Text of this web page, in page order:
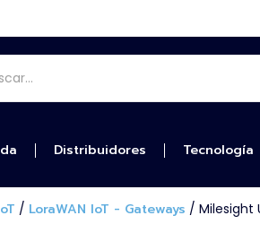
Distribuidores Tecnología
/ LoraWAN IoT - Gateways / Milesight